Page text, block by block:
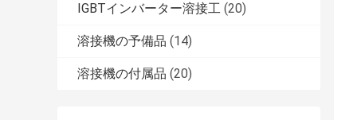
IGBTインバーター溶接工 (20)
溶接機の予備品 (14)
溶接機の付属品 (20)